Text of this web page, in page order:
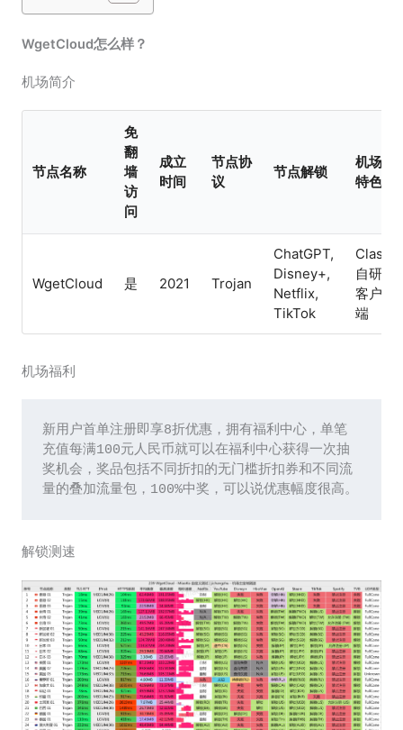
WgetCloud怎么样？
机场简介
节点名称
免
翻
墙
访
问
成立
时间
节点协
议
节点解锁
机场
特色
WgetCloud 是 2021 Trojan
ChatGPT,
Disney+,
Netflix,
TikTok
Clash,
自研
客户
端
机场福利
新用户首单注册即享8折优惠，拥有福利中心，单笔
充值每满100元人民币就可以在福利中心获得一次抽
奖机会，奖品包括不同折扣的无门槛折扣券和不同流
量的叠加流量包，100%中奖，可以说优惠幅度很高。
解锁测速